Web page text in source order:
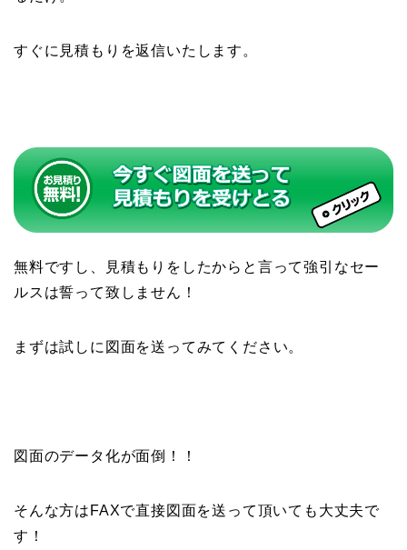
すぐに見積もりを返信いたします。
無料ですし、見積もりをしたからと言って強引なセー
ルスは誓って致しません！
まずは試しに図面を送ってみてください。
図面のデータ化が面倒！！
そんな方はFAXで直接図面を送って頂いても大丈夫で
す！